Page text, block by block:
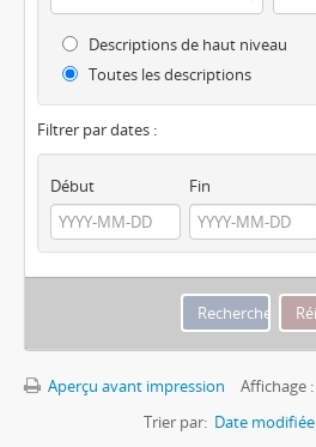
Descriptions de haut niveau
Toutes les descriptions
Filtrer par dates :
Début Fin
Aperçu avant impression
Affichage :
Trier par: Date modifiée